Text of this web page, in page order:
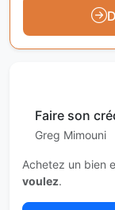
Faire son
Greg Mimouni
Achetez un bien
voulez.